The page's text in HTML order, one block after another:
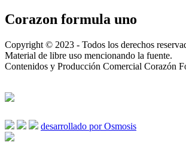
Corazon formula uno
Copyright © 2023 - Todos los derechos
Material de libre uso mencionando la fuente.
Contenidos y Producción Comercial Corazón
desarrollado por Osmosis